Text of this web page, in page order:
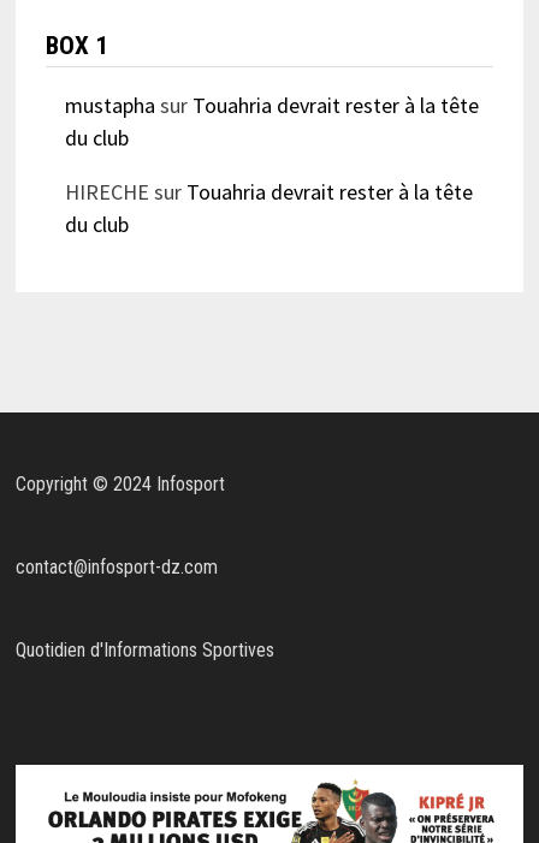
BOX 1
mustapha sur Touahria devrait rester à la tête
du club
HIRECHE sur Touahria devrait rester à la tête
du club
Copyright © 2024 Infosport
contact@infosport-dz.com
Quotidien d'Informations Sportives